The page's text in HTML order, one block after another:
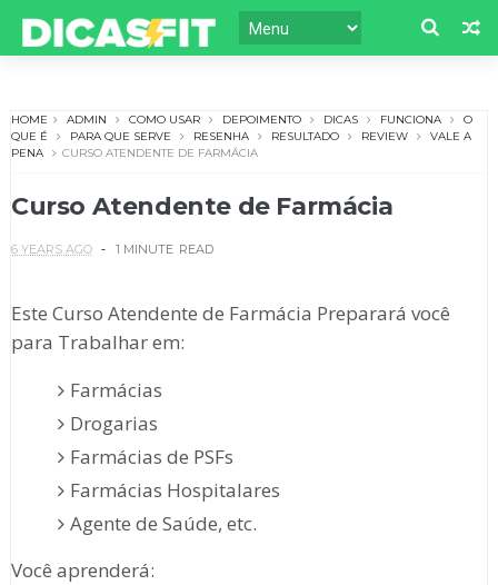
HOME ADMIN COMO USAR DEPOIMENTO DICAS FUNCIONA
O
QUE É
PARA QUE SERVE RESENHA RESULTADO REVIEW
VALE A
PENA
CURSO ATENDENTE DE FARMÁCIA
Curso Atendente de Farmácia
6 YEARS AGO 1 MINUTE READ
Este Curso Atendente de Farmácia Preparará você
para Trabalhar em:
Farmácias
Drogarias
Farmácias de PSFs
Farmácias Hospitalares
Agente de Saúde, etc.
Você aprenderá: